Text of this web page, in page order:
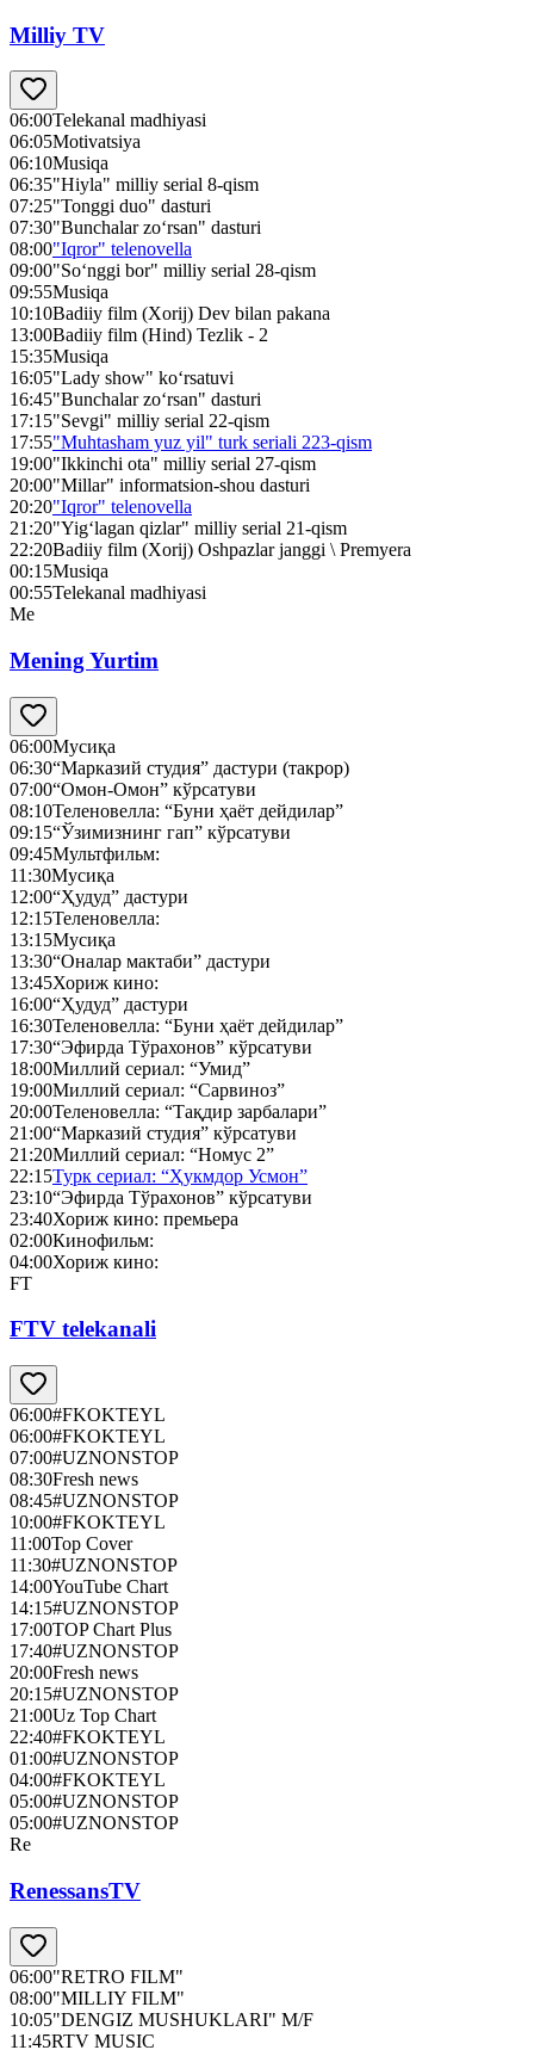
Milliy TV
06:00Telekanal madhiyasi
06:05Motivatsiya
06:10Musiqa
06:35"Hiyla" milliy serial 8-qism
07:25"Tonggi duo" dasturi
07:30"Bunchalar zo‘rsan" dasturi
08:00"Iqror" telenovella
09:00"So‘nggi bor" milliy serial 28-qism
09:55Musiqa
10:10Badiiy film (Xorij) Dev bilan pakana
13:00Badiiy film (Hind) Tezlik - 2
15:35Musiqa
16:05"Lady show" ko‘rsatuvi
16:45"Bunchalar zo‘rsan" dasturi
17:15"Sevgi" milliy serial 22-qism
17:55"Muhtasham yuz yil" turk seriali 223-qism
19:00"Ikkinchi ota" milliy serial 27-qism
20:00"Millar" informatsion-shou dasturi
20:20"Iqror" telenovella
21:20"Yig‘lagan qizlar" milliy serial 21-qism
22:20Badiiy film (Xorij) Oshpazlar janggi \ Premyera
00:15Musiqa
00:55Telekanal madhiyasi
Me
Mening Yurtim
06:00Мусиқа
06:30“Марказий студия” дастури (такрор)
07:00“Омон-Омон” кўрсатуви
08:10Теленовелла: “Буни ҳаёт дейдилар”
09:15“Ўзимизнинг гап” кўрсатуви
09:45Мультфильм:
11:30Мусиқа
12:00“Ҳудуд” дастури
12:15Теленовелла:
13:15Мусиқа
13:30“Оналар мактаби” дастури
13:45Хориж кино:
16:00“Ҳудуд” дастури
16:30Теленовелла: “Буни ҳаёт дейдилар”
17:30“Эфирда Тўрахонов” кўрсатуви
18:00Миллий сериал: “Умид”
19:00Миллий сериал: “Сарвиноз”
20:00Теленовелла: “Тақдир зарбалари”
21:00“Марказий студия” кўрсатуви
21:20Миллий сериал: “Номус 2”
22:15Турк сериал: “Ҳукмдор Усмон”
23:10“Эфирда Тўрахонов” кўрсатуви
23:40Хориж кино: премьера
02:00Кинофильм:
04:00Хориж кино:
FT
FTV telekanali
06:00#FKOKTEYL
06:00#FKOKTEYL
07:00#UZNONSTOP
08:30Fresh news
08:45#UZNONSTOP
10:00#FKOKTEYL
11:00Top Cover
11:30#UZNONSTOP
14:00YouTube Chart
14:15#UZNONSTOP
17:00TOP Chart Plus
17:40#UZNONSTOP
20:00Fresh news
20:15#UZNONSTOP
21:00Uz Top Chart
22:40#FKOKTEYL
01:00#UZNONSTOP
04:00#FKOKTEYL
05:00#UZNONSTOP
05:00#UZNONSTOP
Re
RenessansTV
06:00"RETRO FILM"
08:00"MILLIY FILM"
10:05"DENGIZ MUSHUKLARI" M/F
11:45RTV MUSIC